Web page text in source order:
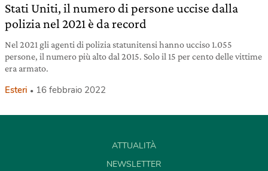
Stati Uniti, il numero di persone uccise dalla
polizia nel 2021 è da record
Nel 2021 gli agenti di polizia statunitensi hanno ucciso 1.055
persone, il numero più alto dal 2015. Solo il 15 per cento delle vittime
era armato.
Esteri 16 febbraio 2022
ATTUALITÀ
NEWSLETTER